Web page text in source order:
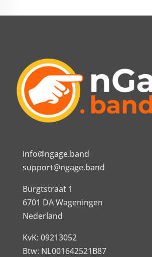
info@ngage.band
support@ngage.band
Burgtstraat 1
6701 DA Wageningen
Nederland
KvK: 09213052
Btw: NL001642521B87